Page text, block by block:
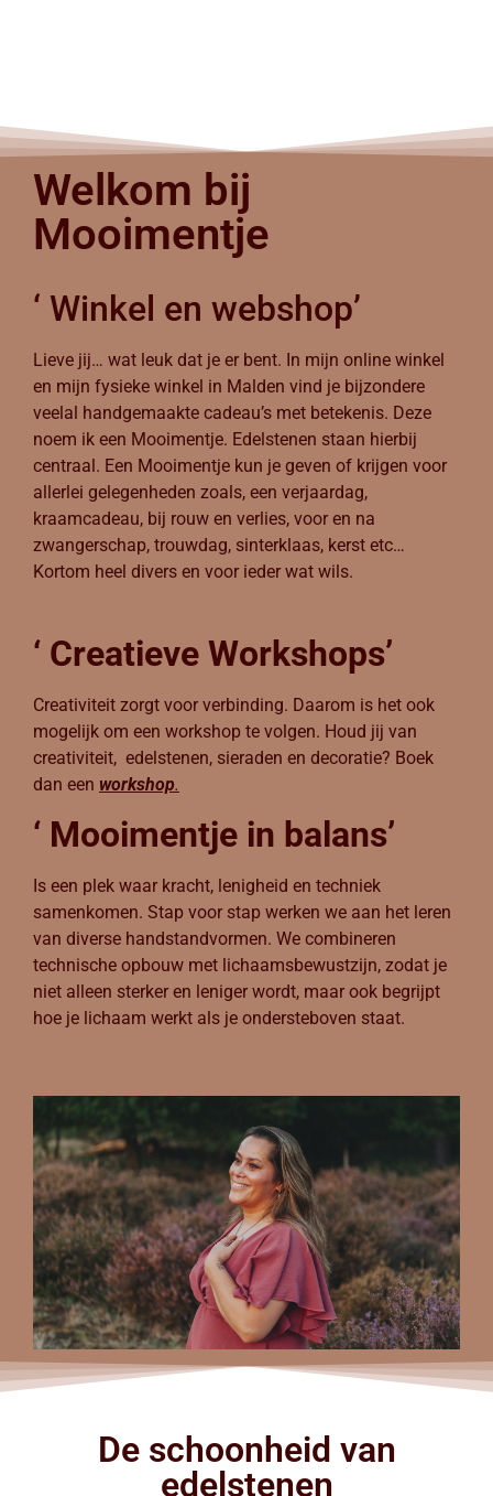
Welkom bij
Mooimentje
‘ Winkel en webshop’
Lieve jij… wat leuk dat je er bent. In mijn online winkel
en mijn fysieke winkel in Malden vind je bijzondere
veelal handgemaakte cadeau’s met betekenis. Deze
noem ik een Mooimentje. Edelstenen staan hierbij
centraal. Een Mooimentje kun je geven of krijgen voor
allerlei gelegenheden zoals, een verjaardag,
kraamcadeau, bij rouw en verlies, voor en na
zwangerschap, trouwdag, sinterklaas, kerst etc…
Kortom heel divers en voor ieder wat wils.
‘ Creatieve Workshops’
Creativiteit zorgt voor verbinding. Daarom is het ook
mogelijk om een workshop te volgen. Houd jij van
creativiteit, edelstenen, sieraden en decoratie? Boek
dan een workshop.
‘ Mooimentje in balans’
Is een plek waar kracht, lenigheid en techniek
samenkomen. Stap voor stap werken we aan het leren
van diverse handstandvormen. We combineren
technische opbouw met lichaamsbewustzijn, zodat je
niet alleen sterker en leniger wordt, maar ook begrijpt
hoe je lichaam werkt als je ondersteboven staat.
De schoonheid van
edelstenen